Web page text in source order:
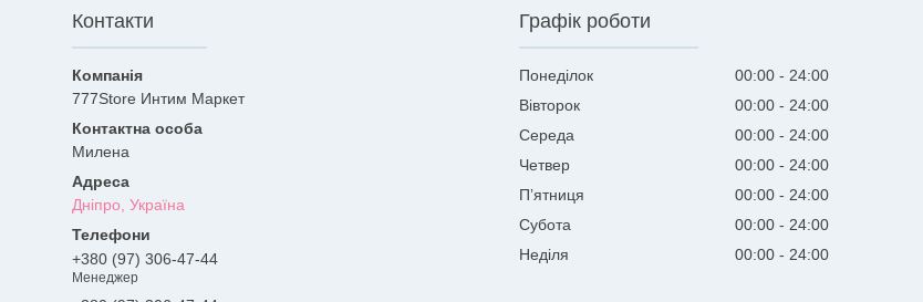
Контакти
777Store Интим Маркет
Милена
Дніпро, Україна
+380 (97) 306-47-44
Менеджер
Графік роботи
Понеділок 00:00
24:00
Вівторок
00:00
24:00
Середа
00:00
24:00
Четвер
00:00
24:00
Пʼятниця
00:00
24:00
Субота
00:00
24:00
Неділя
00:00 24:00